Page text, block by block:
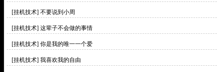
[挂机技术] 不要说到小周
[挂机技术] 这辈子不会做的事情
[挂机技术] 你是我的唯一一个爱
[挂机技术] 我喜欢我的自由